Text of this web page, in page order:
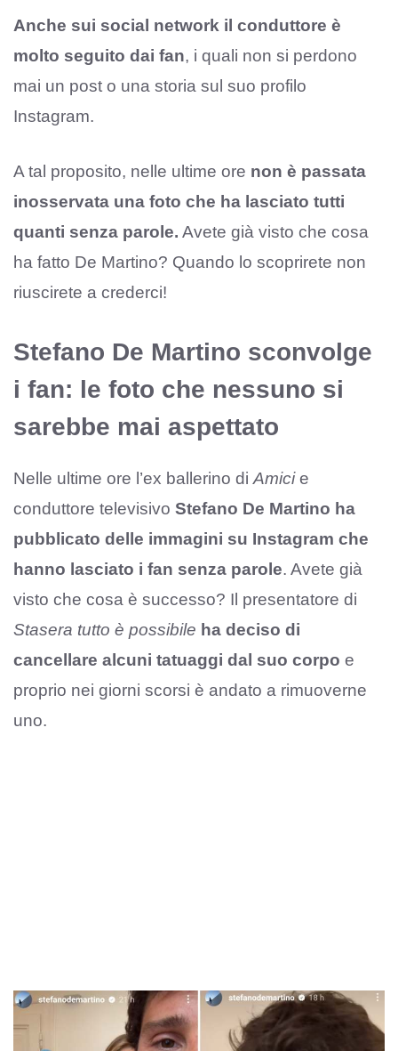
Anche sui social network il conduttore è
molto seguito dai fan, i quali non si perdono
mai un post o una storia sul suo profilo
Instagram.
A tal proposito, nelle ultime ore non è passata
inosservata una foto che ha lasciato tutti
quanti senza parole. Avete già visto che cosa
ha fatto De Martino? Quando lo scoprirete non
riuscirete a crederci!
Stefano De Martino sconvolge
i fan: le foto che nessuno si
sarebbe mai aspettato
Nelle ultime ore l’ex ballerino di Amicie
conduttore televisivo Stefano De Martino ha
pubblicato delle immagini su Instagram che
hanno lasciato i fan senza parole. Avete già
visto che cosa è successo? Il presentatore di
Stasera tutto è possibile ha deciso di
cancellare alcuni tatuaggi dal suo corpo e
proprio nei giorni scorsi è andato a rimuoverne
uno.